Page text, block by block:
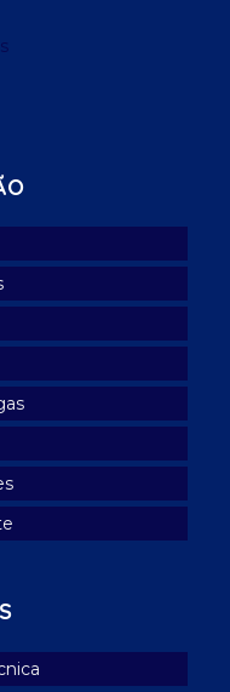
pombos
d'água